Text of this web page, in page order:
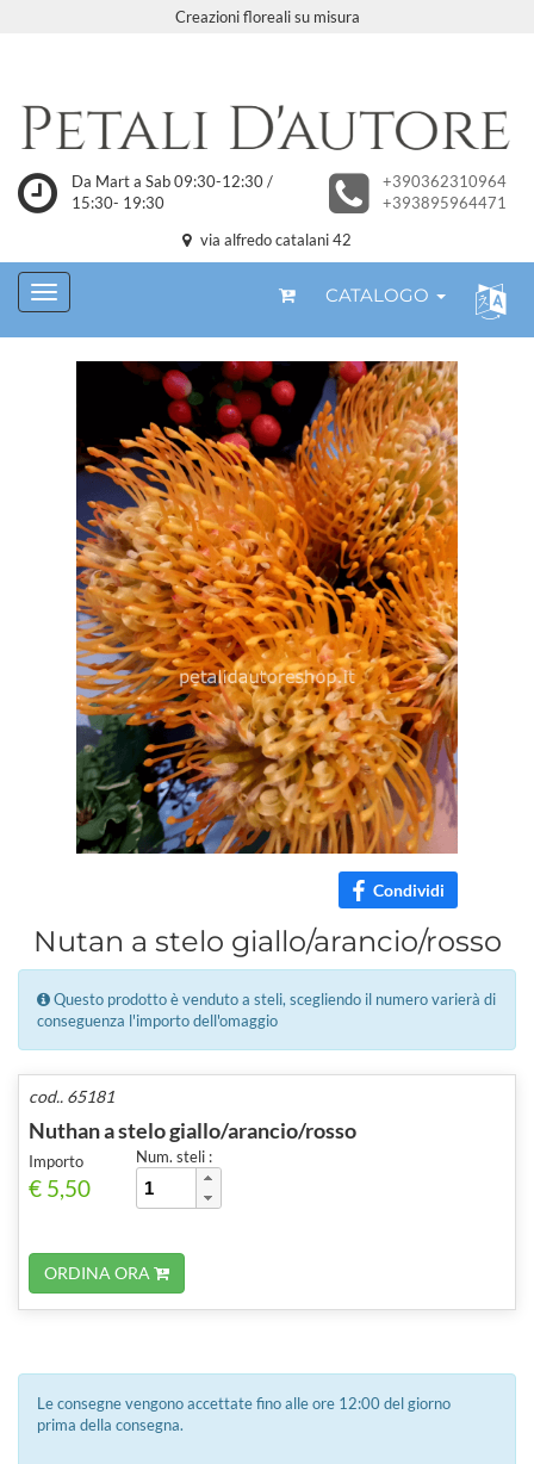
Creazioni floreali su misura
Da Mart a Sab 09:30-12:30 /
15:30- 19:30
+390362310964
+393895964471
via alfredo catalani 42
CATALOGO
Condividi
Nutan a stelo giallo/arancio/rosso
Questo prodotto è venduto a steli, scegliendo il numero varierà di
conseguenza l'importo dell'omaggio
cod.. 65181
Nuthan a stelo giallo/arancio/rosso
Importo
€ 5,50
Num. steli :
ORDINA ORA
Le consegne vengono accettate fino alle ore 12:00 del giorno
prima della consegna.